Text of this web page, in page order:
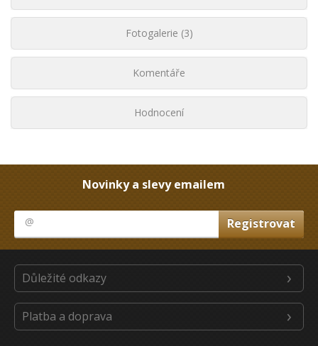
Fotogalerie (3)
Komentáře
Hodnocení
Novinky a slevy emailem
Důležité odkazy
Platba a doprava